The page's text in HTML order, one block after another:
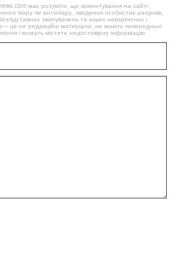
має розуміти, що коментування на сайті
піару чи антипіару, зведення особистих рахунків,
звинувачень та інших некоректних і
– це не редакційні матеріали, не мають попередньої
і можуть містити недостовірну інформацію.